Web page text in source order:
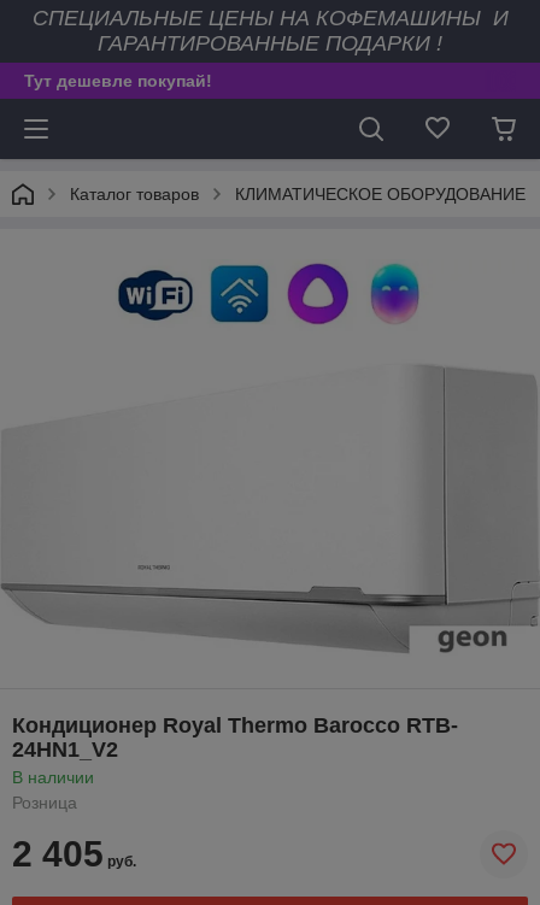
СПЕЦИАЛЬНЫЕ ЦЕНЫ НА КОФЕМАШИНЫ И
ГАРАНТИРОВАННЫЕ ПОДАРКИ !
Тут дешевле покупай!
Каталог товаров КЛИМАТИЧЕСКОЕ ОБОРУДОВАНИЕ
Кондиционер Royal Thermo Barocco RTB-
24HN1_V2
В наличии
Розница
2 405 руб.